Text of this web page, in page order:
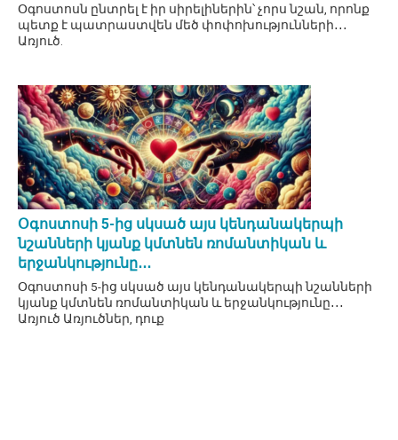
Օգոստոսն ընտրել է իր սիրելիներին՝ չորս նշան, որոնք
պետք է պատրաստվեն մեծ փոփոխությունների․․․
Առյուծ.
Օգոստոսի 5-ից սկսած այս կենդանակերպի
նշանների կյանք կմտնեն ռոմանտիկան և
երջանկությունը․․․
Օգոստոսի 5-ից սկսած այս կենդանակերպի նշանների
կյանք կմտնեն ռոմանտիկան և երջանկությունը․․․
Առյուծ Առյուծներ, դուք